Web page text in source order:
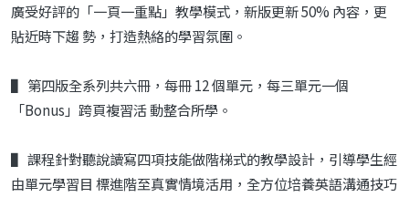
廣受好評的「一頁一重點」教學模式，新版更新 50% 內容，更
貼近時下趨 勢，打造熱絡的學習氛圍。
▌ 第四版全系列共六冊，每冊 12 個單元，每三單元一個
「Bonus」跨頁複習活 動整合所學。
▌ 課程針對聽說讀寫四項技能做階梯式的教學設計，引導學生經
由單元學習目 標進階至真實情境活用，全方位培養英語溝通技巧